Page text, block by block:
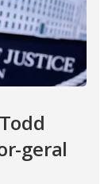
geral